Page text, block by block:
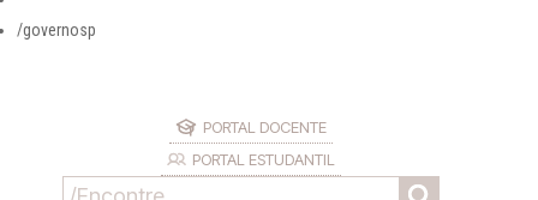
/governosp
PORTAL DOCENTE
PORTAL ESTUDANTIL